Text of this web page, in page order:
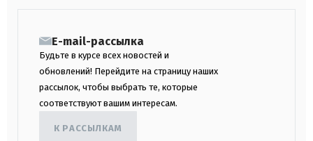
E-mail-рассылка
Будьте в курсе всех новостей и
обновлений! Перейдите на страницу наших
рассылок, чтобы выбрать те, которые
соответствуют вашим интересам.
К РАССЫЛКАМ